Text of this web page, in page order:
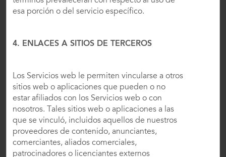
esa porción o del servicio específico.
4. ENLACES A SITIOS DE TERCEROS
Los Servicios web le permiten vincularse a otros
sitios web o aplicaciones que pueden o no
estar afiliados con los Servicios web o con
nosotros. Tales sitios web o aplicaciones a las
que se vinculó, incluidos aquellos de nuestros
proveedores de contenido, anunciantes,
comerciantes, aliados comerciales,
patrocinadores o licenciantes externos